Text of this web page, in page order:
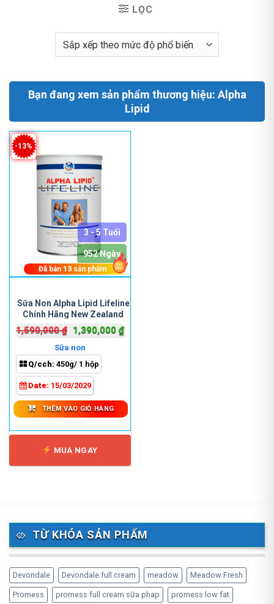
LỌC
Bạn đang xem sản phẩm thương hiệu: Alpha
Lipid
-13%
Sữa Non Alpha Lipid Lifeline
Chính Hãng New Zealand
1,590,000₫ Giá
là:
1,590,000 ₫.
1,390,000 ₫Giá
Sữa non
Q/cch: 450g/ 1 hộp
Date: 15/03/2029
3 - 5 Tuổi
952 Ngày
Đã bán 13sản phẩm
THÊM VÀO GIỎ HÀNG
MUA NGAY
TỪ KHÓA SẢN PHẨM
Devondale Devondale full cream meadow Meadow Fresh
Promess promess full cream sữa phap promess low fat